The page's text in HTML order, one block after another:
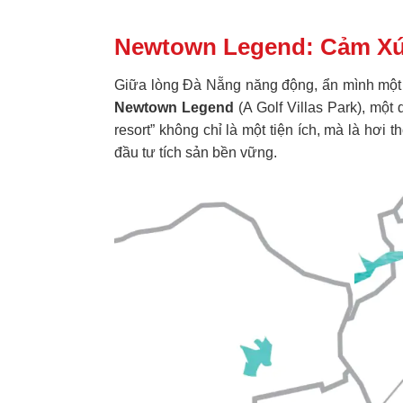
Newtown Legend: Cảm
Giữa lòng Đà Nẵng năng động, ẩn mình
Newtown Legend (A Golf Villas Park),
resort” không chỉ là một tiện ích, mà là hơi
đầu tư tích sản bền vững.